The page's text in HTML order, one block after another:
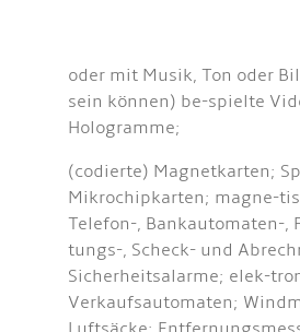
oder mit Musik, Ton oder
sein können) be-spielte
Hologramme;
(codierte) Magnetkarten;
Mikrochipkarten; magne-
Telefon-, Bankautomaten-,
tungs-, Scheck- und
Sicherheitsalarme; elek-
Verkaufsautomaten;